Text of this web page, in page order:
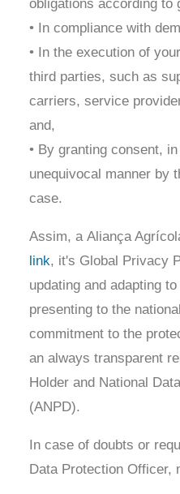
obligations according to
• In compliance with
• In the execution of
third parties, such as
carriers, service
and,
• By granting consent,
unequivocal manner by
case.
Assim, a Aliança
link, it's Global Privacy
updating and adapting
presenting to the
commitment to the
an always transparent
Holder and National
(ANPD).
In case of doubts or
Data Protection Officer,